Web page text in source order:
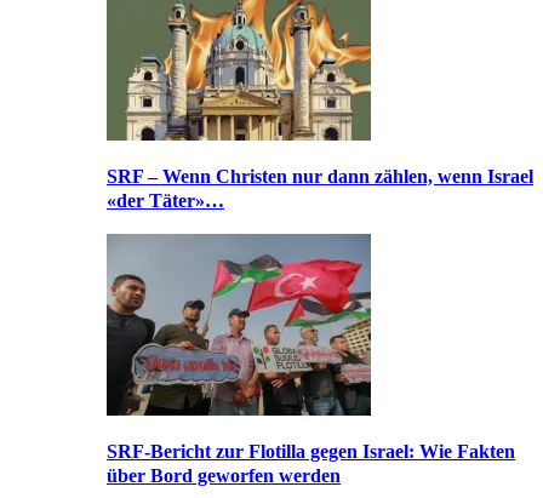
SRF – Wenn Christen nur dann zählen, wenn Israel
«der Täter»…
SRF-Bericht zur Flotilla gegen Israel: Wie Fakten
über Bord geworfen werden